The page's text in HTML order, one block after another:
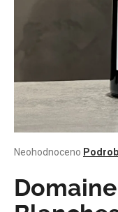
Průměrné
produktu
je
0,0
Neohodnoceno
?